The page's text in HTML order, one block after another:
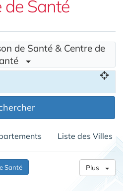
de Santé
de Santé & Centre de
Liste des Villes
Santé Plus